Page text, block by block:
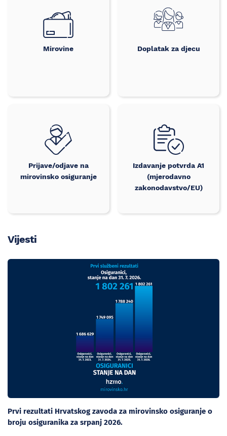
izbornik
Mirovine Doplatak za djecu
Prijave/odjave na
mirovinsko osiguranje
Izdavanje potvrda A1
(mjerodavno
zakonodavstvo/EU)
Vijesti
Prvi rezultati Hrvatskog zavoda za mirovinsko osiguranje o
broju osiguranika za srpanj 2026.